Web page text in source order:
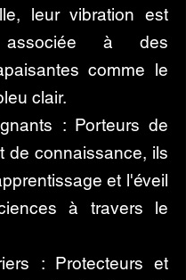
leur vibration est
associée à des
comme le
clair.
: Porteurs de
de connaissance, ils
et l'éveil
à travers le
: Protecteurs et